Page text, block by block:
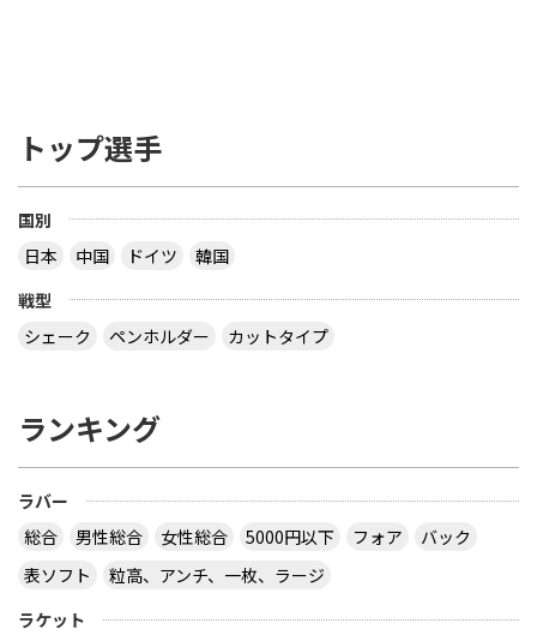
トップ選手
国別
日本
中国 ドイツ
韓国
戦型
シェーク
ペンホルダー カットタイプ
ランキング
ラバー
総合
男性総合 女性総合 5000円以下 フォア
バック
表ソフト
粒高、アンチ、一枚、ラージ
ラケット